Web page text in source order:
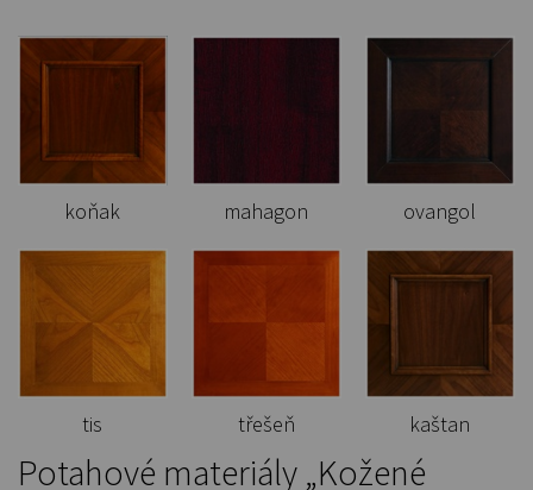
koňak mahagon ovangol
tis třešeň kaštan
Potahové materiály „Kožené